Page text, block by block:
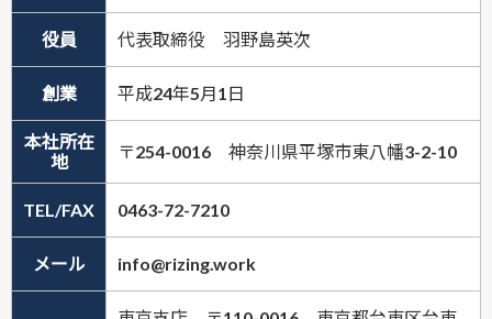
役員 代表取締役 羽野島英次
創業 平成24年5月1日
本社所在
地
〒254-0016 神奈川県平塚市東八幡3-2-10
TEL/FAX 0463-72-7210
メール info@rizing.work